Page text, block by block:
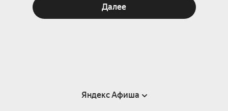
Далее
Яндекс Афиша